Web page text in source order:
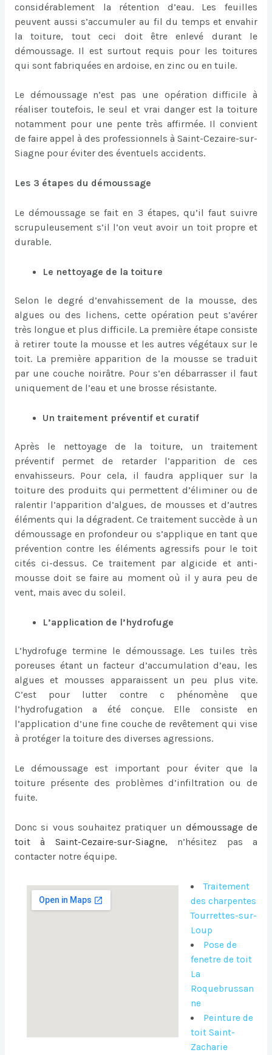
considérablement la rétention d’eau. Les feuilles
peuvent aussi s’accumuler au fil du temps et envahir
la toiture, tout ceci doit être enlevé durant le
démoussage. Il est surtout requis pour les toitures
qui sont fabriquées en ardoise, en zinc ou en tuile.
Le démoussage n’est pas une opération difficile à
réaliser toutefois, le seul et vrai danger est la toiture
notamment pour une pente très affirmée. Il convient
de faire appel à des professionnels à Saint-Cezaire-sur-
Siagne pour éviter des éventuels accidents.
Les 3 étapes du démoussage
Le démoussage se fait en 3 étapes, qu’il faut suivre
scrupuleusement s’il l’on veut avoir un toit propre et
durable.
Le nettoyage de la toiture
Selon le degré d’envahissement de la mousse, des
algues ou des lichens, cette opération peut s’avérer
très longue et plus difficile. La première étape consiste
à retirer toute la mousse et les autres végétaux sur le
toit. La première apparition de la mousse se traduit
par une couche noirâtre. Pour s’en débarrasser il faut
uniquement de l’eau et une brosse résistante.
Un traitement préventif et curatif
Après le nettoyage de la toiture, un traitement
préventif permet de retarder l’apparition de ces
envahisseurs. Pour cela, il faudra appliquer sur la
toiture des produits qui permettent d’éliminer ou de
ralentir l’apparition d’algues, de mousses et d’autres
éléments qui la dégradent. Ce traitement succède à un
démoussage en profondeur ou s’applique en tant que
prévention contre les éléments agressifs pour le toit
cités ci-dessus. Ce traitement par algicide et anti-
mousse doit se faire au moment où il y aura peu de
vent, mais avec du soleil.
L’application de l’hydrofuge
L’hydrofuge termine le démoussage. Les tuiles très
poreuses étant un facteur d’accumulation d’eau, les
algues et mousses apparaissent un peu plus vite.
C’est pour lutter contre c phénomène que
l’hydrofugation a été conçue. Elle consiste en
l’application d’une fine couche de revêtement qui vise
à protéger la toiture des diverses agressions.
Le démoussage est important pour éviter que la
toiture présente des problèmes d’infiltration ou de
fuite.
Donc si vous souhaitez pratiquer un démoussage de
toit à Saint-Cezaire-sur-Siagne, n’hésitez pas a
contacter notre équipe.
Traitement
des charpentes
Tourrettes-sur-
Loup
Pose de
fenetre de toit
La
Roquebrussan
ne
Peinture de
toit Saint-
Zacharie